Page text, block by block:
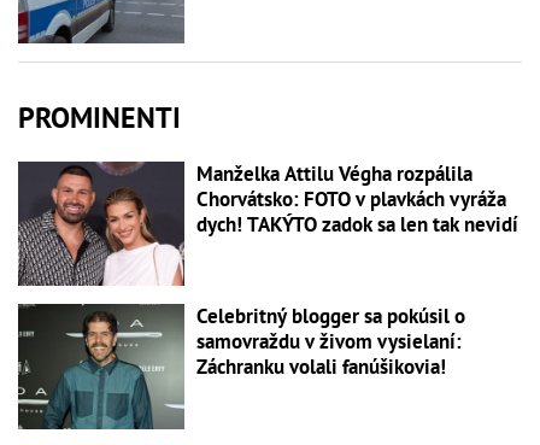
PROMINENTI
Manželka Attilu Végha rozpálila
Chorvátsko: FOTO v plavkách vyráža
dych! TAKÝTO zadok sa len tak nevidí
Celebritný blogger sa pokúsil o
samovraždu v živom vysielaní:
Záchranku volali fanúšikovia!